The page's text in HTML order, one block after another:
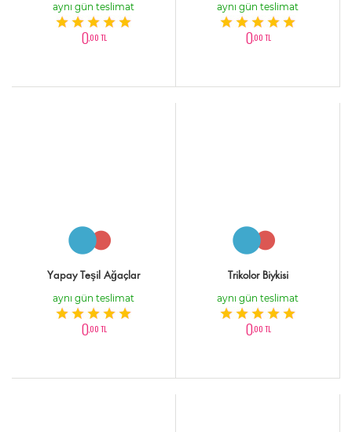
aynı gün teslimat
0,00 TL
aynı gün teslimat
0,00 TL
Yapay Teşil Ağaçlar
aynı gün teslimat
0,00 TL
Trikolor Biykisi
aynı gün teslimat
0,00 TL